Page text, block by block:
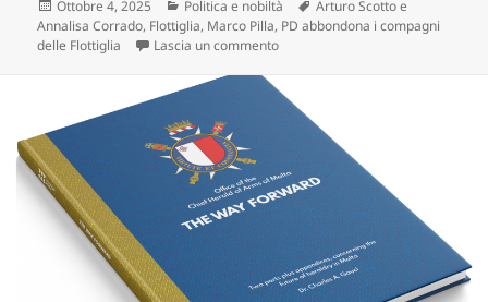
Scritto
il
Ottobre 4, 2025 Categorie
Politica e nobiltà Tag
Arturo Scotto e
Annalisa Corrado, Flottiglia, Marco Pilla, PD abbondona i compagni
delle Flottiglia
Lascia un commentosu Immunità e Fuga – I